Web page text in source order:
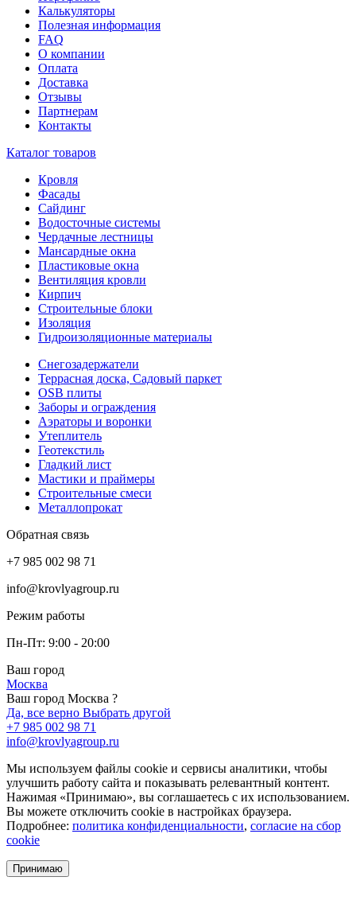
Калькуляторы
Полезная информация
FAQ
О компании
Оплата
Доставка
Отзывы
Партнерам
Контакты
Каталог товаров
Кровля
Фасады
Сайдинг
Водосточные системы
Чердачные лестницы
Мансардные окна
Пластиковые окна
Вентиляция кровли
Кирпич
Строительные блоки
Изоляция
Гидроизоляционные материалы
Снегозадержатели
Террасная доска, Садовый паркет
OSB плиты
Заборы и ограждения
Аэраторы и воронки
Утеплитель
Геотекстиль
Гладкий лист
Мастики и праймеры
Строительные смеси
Металлопрокат
Обратная связь
+7 985 002 98 71
info@krovlyagroup.ru
Режим работы
Пн-Пт: 9:00 - 20:00
Ваш город
Москва
Ваш город Москва ?
Да, все верно Выбрать другой
+7 985 002 98 71
info@krovlyagroup.ru
Мы используем файлы cookie и сервисы аналитики, чтобы
улучшить работу сайта и показывать релевантный контент.
Нажимая «Принимаю», вы соглашаетесь с их использованием.
Вы можете отключить cookie в настройках браузера.
Подробнее: политика конфиденциальности, согласие на сбор
cookie
Принимаю